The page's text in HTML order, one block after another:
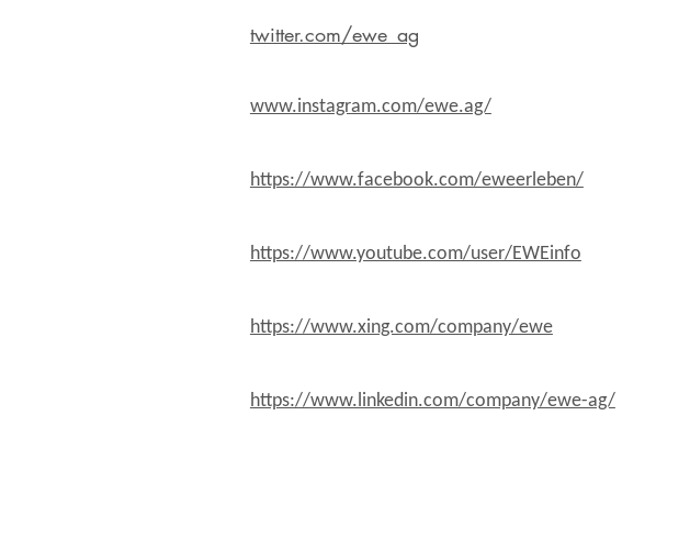
twitter.com/ewe_ag
www.instagram.com/ewe.ag/
https://www.facebook.com/eweerleben/
https://www.youtube.com/user/EWEinfo
https://www.xing.com/company/ewe
https://www.linkedin.com/company/ewe-ag/